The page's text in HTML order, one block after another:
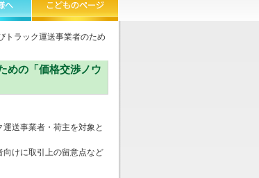
トラック運送事業者のため
めの「価格交渉ノウ
送事業者・荷主を対象と
けに取引上の留意点など